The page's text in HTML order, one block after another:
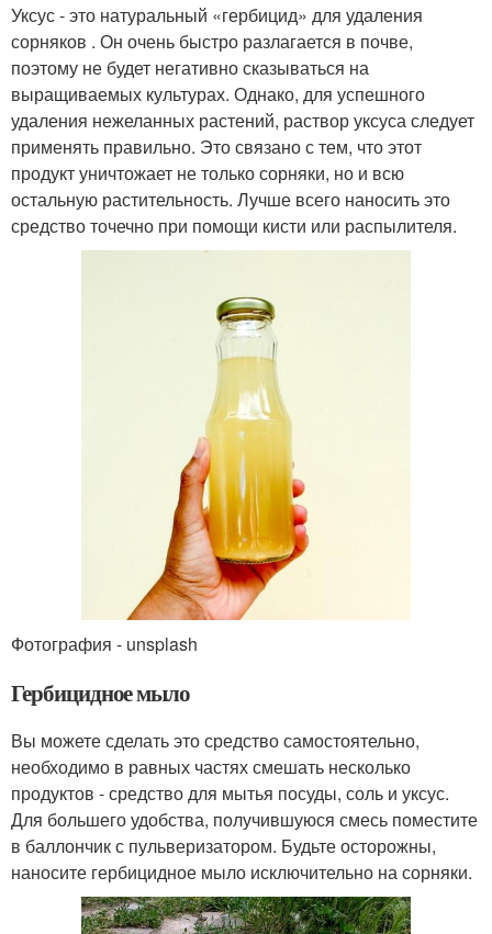
Уксус - это натуральный «гербицид» для удаления
сорняков . Он очень быстро разлагается в почве,
поэтому не будет негативно сказываться на
выращиваемых культурах. Однако, для успешного
удаления нежеланных растений, раствор уксуса следует
применять правильно. Это связано с тем, что этот
продукт уничтожает не только сорняки, но и всю
остальную растительность. Лучше всего наносить это
средство точечно при помощи кисти или распылителя.
Фотография - unsplash
Гербицидное мыло
Вы можете сделать это средство самостоятельно,
необходимо в равных частях смешать несколько
продуктов - средство для мытья посуды, соль и уксус.
Для большего удобства, получившуюся смесь поместите
в баллончик с пульверизатором. Будьте осторожны,
наносите гербицидное мыло исключительно на сорняки.